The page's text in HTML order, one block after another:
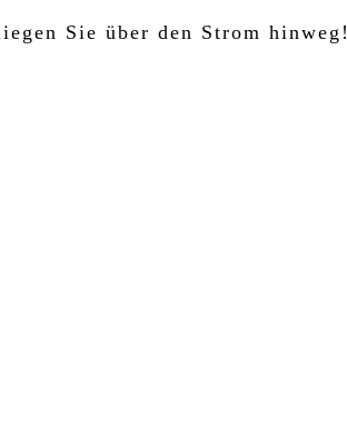
Sie über den Strom hinweg!